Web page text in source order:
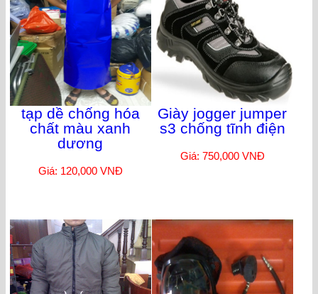
tạp dề chống hóa
chất màu xanh
dương
Giá: 120,000 VNĐ
Giày jogger jumper
s3 chống tĩnh điện
Giá: 750,000 VNĐ